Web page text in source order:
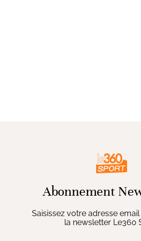
Abonnement
Saisissez votre adresse
la newsletter Le360